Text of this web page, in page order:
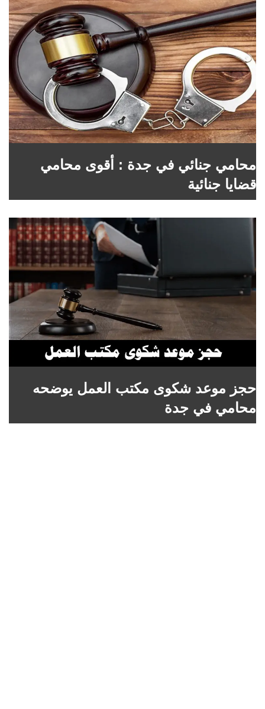
محامي جنائي في جدة : أقوى محامي
قضايا جنائية
حجز موعد شكوى مكتب العمل يوضحه
محامي في جدة